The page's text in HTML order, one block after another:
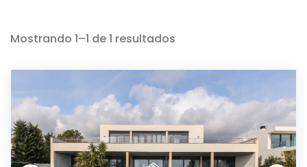
Mostrando 1–1 de1 resultados